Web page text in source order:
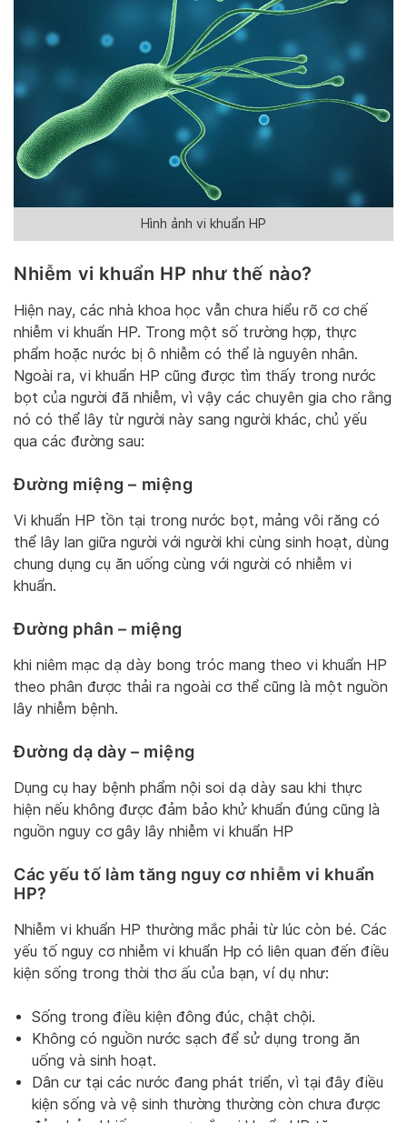
Hình ảnh vi khuẩn HP
Nhiễm vi khuẩn HP như thế nào?
Hiện nay, các nhà khoa học vẫn chưa hiểu rõ cơ chế
nhiễm vi khuẩn HP. Trong một số trường hợp, thực
phẩm hoặc nước bị ô nhiễm có thể là nguyên nhân.
Ngoài ra, vi khuẩn HP cũng được tìm thấy trong nước
bọt của người đã nhiễm, vì vậy các chuyên gia cho rằng
nó có thể lây từ người này sang người khác, chủ yếu
qua các đường sau:
Đường miệng – miệng
Vi khuẩn HP tồn tại trong nước bọt, mảng vôi răng có
thể lây lan giữa người với người khi cùng sinh hoạt, dùng
chung dụng cụ ăn uống cùng với người có nhiễm vi
khuẩn.
Đường phân – miệng
khi niêm mạc dạ dày bong tróc mang theo vi khuẩn HP
theo phân được thải ra ngoài cơ thể cũng là một nguồn
lây nhiễm bệnh.
Đường dạ dày – miệng
Dụng cụ hay bệnh phẩm nội soi dạ dày sau khi thực
hiện nếu không được đảm bảo khử khuẩn đúng cũng là
nguồn nguy cơ gây lây nhiễm vi khuẩn HP
Các yếu tố làm tăng nguy cơ nhiễm vi khuẩn
HP?
Nhiễm vi khuẩn HP thường mắc phải từ lúc còn bé. Các
yếu tố nguy cơ nhiễm vi khuẩn Hp có liên quan đến điều
kiện sống trong thời thơ ấu của bạn, ví dụ như:
Sống trong điều kiện đông đúc, chật chội.
Không có nguồn nước sạch để sử dụng trong ăn
uống và sinh hoạt.
Dân cư tại các nước đang phát triển, vì tại đây điều
kiện sống và vệ sinh thường thường còn chưa được